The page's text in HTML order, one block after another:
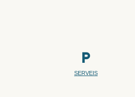
SERVEIS